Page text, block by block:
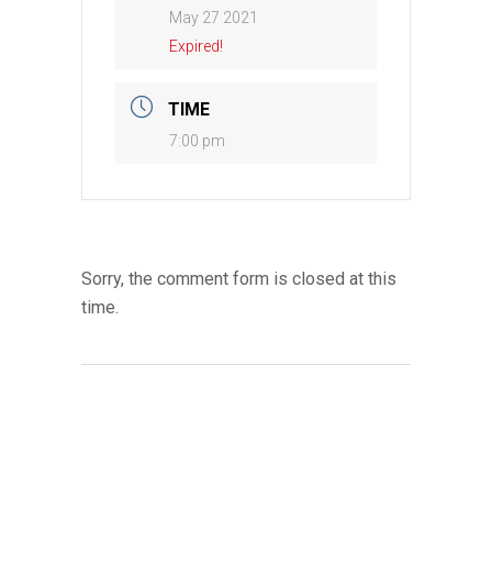
May 27 2021
Expired!
TIME
7:00 pm
Sorry, the comment form is closed at this
time.